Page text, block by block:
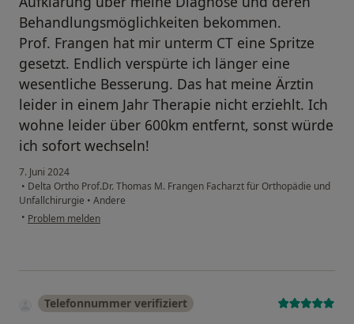
Behandlungsmöglichkeiten bekommen.
Prof. Frangen hat mir unterm CT eine Spritze
gesetzt. Endlich verspürte ich länger eine
wesentliche Besserung. Das hat meine Ärztin
leider in einem Jahr Therapie nicht erziehlt. Ich
wohne leider über 600km entfernt, sonst würde
ich sofort wechseln!
7. Juni 2024
• Delta Ortho Prof.Dr. Thomas M. Frangen Facharzt für Orthopädie und
Unfallchirurgie • Andere
• Problem melden
Telefonnummer verifiziert